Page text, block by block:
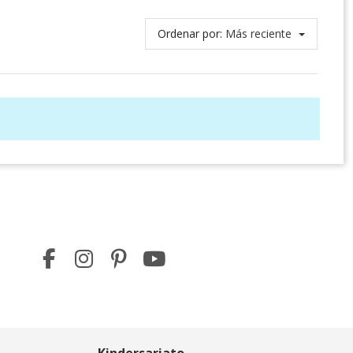
Ordenar por: Más reciente